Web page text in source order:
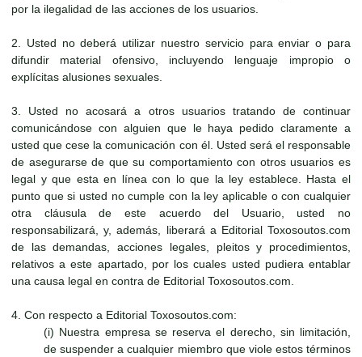
por la ilegalidad de las acciones de los usuarios.
2. Usted no deberá utilizar nuestro servicio para enviar o para
difundir material ofensivo, incluyendo lenguaje impropio o
explícitas alusiones sexuales.
3. Usted no acosará a otros usuarios tratando de continuar
comunicándose con alguien que le haya pedido claramente a
usted que cese la comunicación con él. Usted será el responsable
de asegurarse de que su comportamiento con otros usuarios es
legal y que esta en línea con lo que la ley establece. Hasta el
punto que si usted no cumple con la ley aplicable o con cualquier
otra cláusula de este acuerdo del Usuario, usted no
responsabilizará, y, además, liberará a Editorial Toxosoutos.com
de las demandas, acciones legales, pleitos y procedimientos,
relativos a este apartado, por los cuales usted pudiera entablar
una causa legal en contra de Editorial Toxosoutos.com.
4. Con respecto a Editorial Toxosoutos.com:
(i) Nuestra empresa se reserva el derecho, sin limitación,
de suspender a cualquier miembro que viole estos términos